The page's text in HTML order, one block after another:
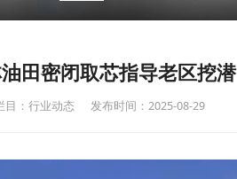
田密闭取芯指导老区挖潜
目：行业动态 发布时间：2025-08-29